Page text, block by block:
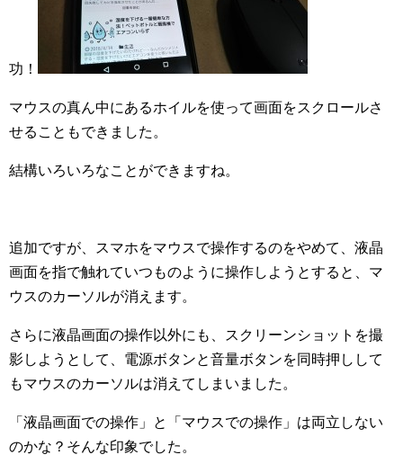
功！
マウスの真ん中にあるホイルを使って画面をスクロールさ
せることもできました。
結構いろいろなことができますね。
追加ですが、スマホをマウスで操作するのをやめて、液晶
画面を指で触れていつものように操作しようとすると、マ
ウスのカーソルが消えます。
さらに液晶画面の操作以外にも、スクリーンショットを撮
影しようとして、電源ボタンと音量ボタンを同時押しして
もマウスのカーソルは消えてしまいました。
「液晶画面での操作」と「マウスでの操作」は両立しない
のかな？そんな印象でした。